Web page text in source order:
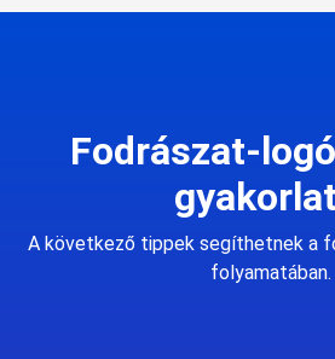
Fodrászat-
A következő tippek segíthetnek a
folyamatában.